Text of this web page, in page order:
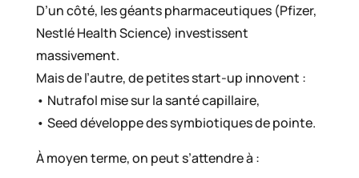
D’un côté, les géants pharmaceutiques (Pfizer,
Nestlé Health Science) investissent
massivement.
Mais de l’autre, de petites start-up innovent :
• Nutrafol mise sur la santé capillaire,
• Seed développe des symbiotiques de pointe.
À moyen terme, on peut s’attendre à :